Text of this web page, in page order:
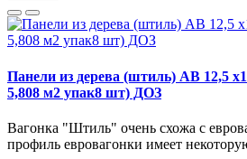
Панели из дерева (штиль) АВ 12,5
5,808 м2 упак8 шт) ДОЗ
Вагонка "Штиль" очень схожа с
профиль евровагонки имеет